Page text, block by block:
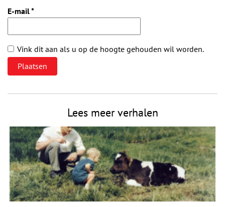
E-mail*
Vink dit aan als u op de hoogte gehouden wil worden.
Lees meer verhalen